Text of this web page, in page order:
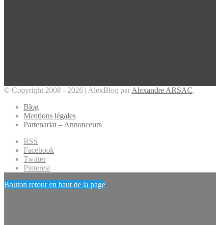
© Copyright 2008 - 2026 | AlexBlog par Alexandre ARSAC.
Blog
Mentions légales
Partenariat – Annonceurs
RSS
Facebook
Twitter
Pinterest
Bouton retour en haut de la page